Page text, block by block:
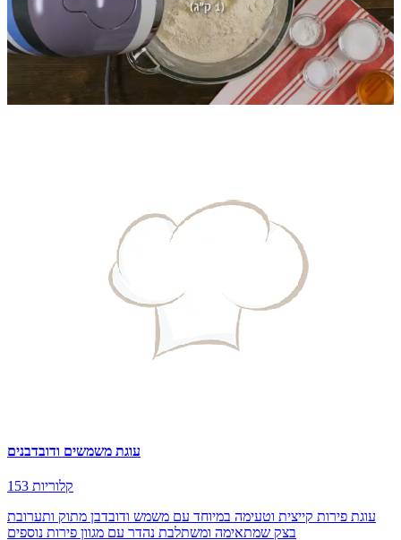
עוגת משמשים ודובדבנים
153 קלוריות
עוגת פירות קייצית וטעימה במיוחד עם משמש ודובדבן מתוק ותערובת
בצק שמתאימה ומשתלבת נהדר עם מגוון פירות נוספים